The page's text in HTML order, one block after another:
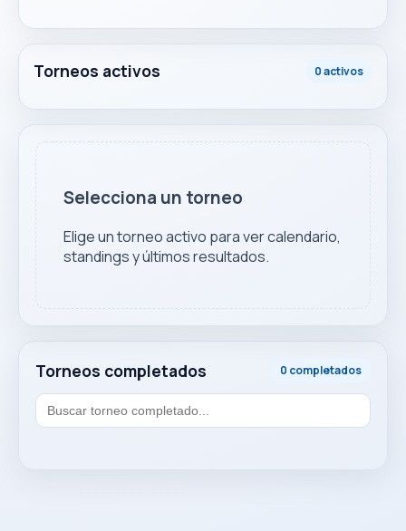
Torneos activos 0 activos
Torneos completados 0 completados
Selecciona un torneo
Elige un torneo activo para ver calendario,
standings y últimos resultados.